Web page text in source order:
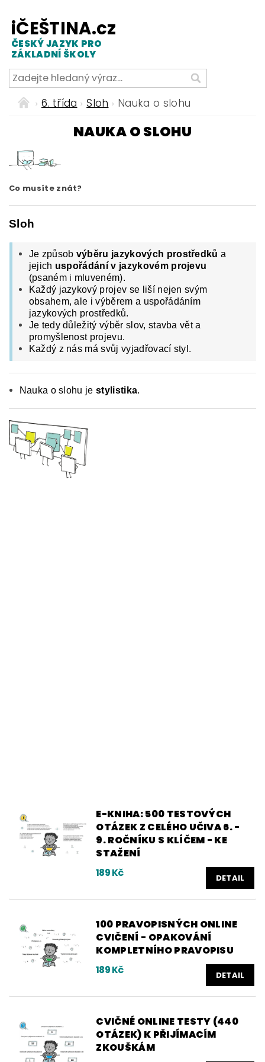
iČEŠTINA.cz
ČESKÝ JAZYK PRO
ZÁKLADNÍ ŠKOLY
6. třída Sloh Nauka o slohu
NAUKA O SLOHU
Co musíte znát?
Sloh
Je způsob výběru jazykových prostředků a
jejich uspořádání v jazykovém projevu
(psaném i mluveném).
Každý jazykový projev se liší nejen svým
obsahem, ale i výběrem a uspořádáním
jazykových prostředků.
Je tedy důležitý výběr slov, stavba vět a
promyšlenost projevu.
Každý z nás má svůj vyjadřovací styl.
Nauka o slohu jestylistika.
E-KNIHA: 500 TESTOVÝCH
OTÁZEK Z CELÉHO UČIVA 6. -
9. ROČNÍKU S KLÍČEM - KE
STAŽENÍ
189 Kč DETAIL
100 PRAVOPISNÝCH ONLINE
CVIČENÍ - OPAKOVÁNÍ
KOMPLETNÍHO PRAVOPISU
189 Kč DETAIL
CVIČNÉ ONLINE TESTY (440
OTÁZEK) K PŘIJÍMACÍM
ZKOUŠKÁM